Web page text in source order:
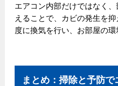
エアコン内部だけではなく
えることで、カビの発生を
度に換気を行い、お部屋の環
まとめ：掃除と予防